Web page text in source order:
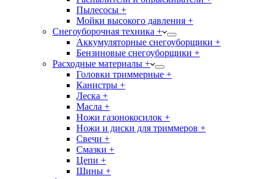
Пылесосы +
Мойки высокого давления +
Снегоуборочная техника +
Аккумуляторные снегоуборщики +
Бензиновые снегоуборщики +
Расходные материалы +
Головки триммерные +
Канистры +
Леска +
Масла +
Ножи газонокосилок +
Ножи и диски для триммеров +
Свечи +
Смазки +
Цепи +
Шины +